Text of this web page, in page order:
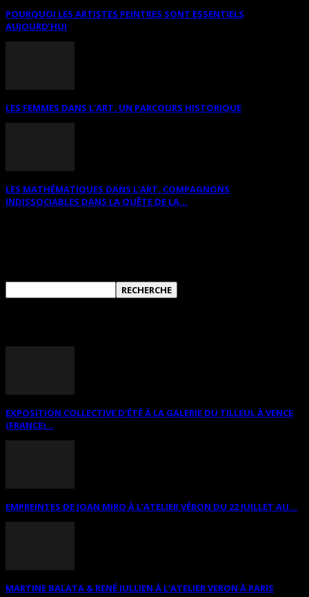
POURQUOI LES ARTISTES PEINTRES SONT ESSENTIELS
AUJOURD’HUI
LES FEMMES DANS L’ART. UN PARCOURS HISTORIQUE
LES MATHÉMATIQUES DANS L’ART. COMPAGNONS
INDISSOCIABLES DANS LA QUÊTE DE LA...
EXPOSITION COLLECTIVE D’ÉTÉ À LA GALERIE DU TILLEUL À VENCE
(FRANCE)...
EMPREINTES DE JOAN MIRO À L’ATELIER VÉRON DU 22 JUILLET AU...
MARTINE BALATA & RENÉ JULLIEN À L’ATELIER VERON À PARIS